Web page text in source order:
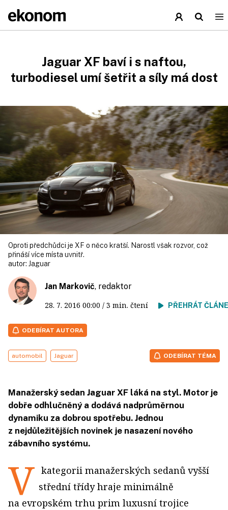
Jaguar XF baví i s naftou,
turbodiesel umí šetřit a síly má dost
Oproti předchůdci je XF o něco kratší. Narostl však rozvor, což
přináší více místa uvnitř.
autor: Jaguar
Jan Markovič, redaktor
28. 7. 2016 00:00 / 3 min. čtení PŘEHRÁT
ODEBÍRAT AUTORA
automobil Jaguar ODEBÍRAT TÉMA
Manažerský sedan Jaguar XF láká na styl. Motor je
dobře odhlučněný a dodává nadprůměrnou
dynamiku za dobrou spotřebu. Jednou
z nejdůležitějších novinek je nasazení nového
zábavního systému.
V kategorii manažerských sedanů vyšší
střední třídy hraje minimálně
na evropském trhu prim luxusní trojice